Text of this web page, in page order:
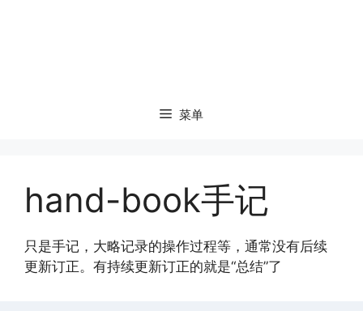
菜单
hand-book手记
只是手记，大略记录的操作过程等，通常没有后续
更新订正。有持续更新订正的就是“总结”了